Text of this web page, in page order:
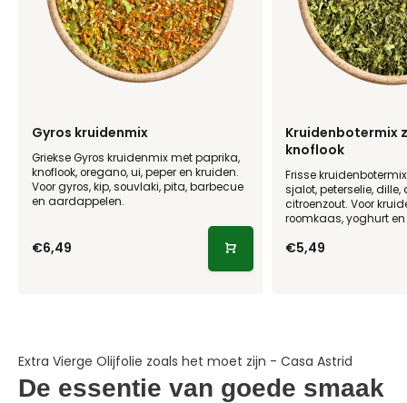
Gyros kruidenmix
Griekse Gyros kruidenmix met paprika,
knoflook, oregano, ui, peper en kruiden.
Voor gyros, kip, souvlaki, pita, barbecue
en aardappelen.
€6,49
Kruidenbotermix
knoflook
Frisse
sjalot, peterselie,
citroenzout. Voor
roomkaas, yoghurt
€5,49
Extra Vierge Olijfolie zoals het moet zijn - Casa Astrid
De essentie van goede smaak